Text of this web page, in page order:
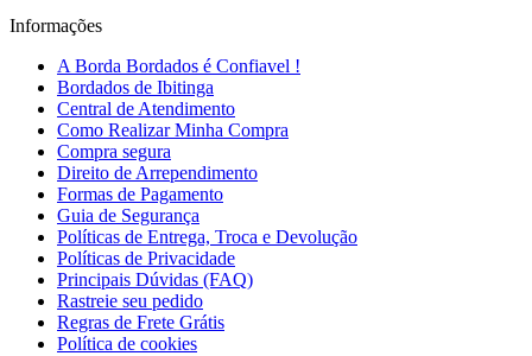
Informações
A Borda Bordados é Confiavel !
Bordados de Ibitinga
Central de Atendimento
Como Realizar Minha Compra
Compra segura
Direito de Arrependimento
Formas de Pagamento
Guia de Segurança
Políticas de Entrega, Troca e Devolução
Políticas de Privacidade
Principais Dúvidas (FAQ)
Rastreie seu pedido
Regras de Frete Grátis
Política de cookies